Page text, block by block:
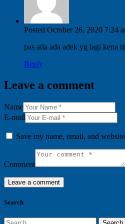
Posted October 26, 2020 7:24
pas ada ada adek yg lagi kena
Reply
Leave a comment
Name
E-mail
Save my name, email, and
Comment
Search
Search